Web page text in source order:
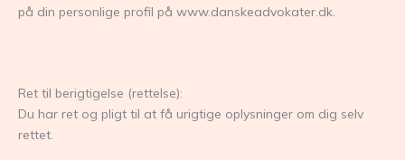
på din personlige profil på www.danskeadvokater.dk.
Ret til berigtigelse (rettelse):
Du har ret og pligt til at få urigtige oplysninger om dig selv
rettet.